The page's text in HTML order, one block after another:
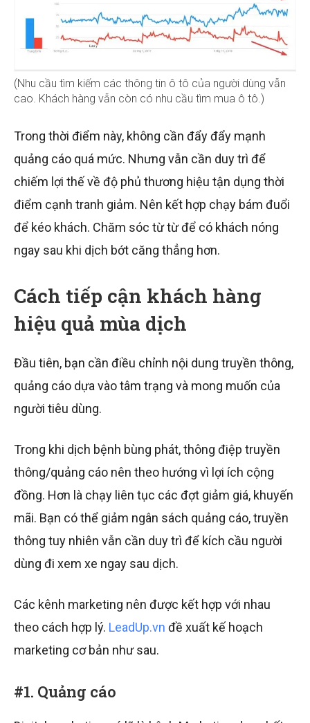
(Nhu cầu tìm kiếm các thông tin ô tô của người dùng vẫn
cao. Khách hàng vẫn còn có nhu cầu tìm mua ô tô.)
Trong thời điểm này, không cần đẩy đẩy mạnh
quảng cáo quá mức. Nhưng vẫn cần duy trì để
chiếm lợi thế về độ phủ thương hiệu tận dụng thời
điểm cạnh tranh giảm. Nên kết hợp chạy bám đuổi
để kéo khách. Chăm sóc từ từ để có khách nóng
ngay sau khi dịch bớt căng thẳng hơn.
Cách tiếp cận khách hàng
hiệu quả mùa dịch
Đầu tiên, bạn cần điều chỉnh nội dung truyền thông,
quảng cáo dựa vào tâm trạng và mong muốn của
người tiêu dùng.
Trong khi dịch bệnh bùng phát, thông điệp truyền
thông/quảng cáo nên theo hướng vì lợi ích cộng
đồng. Hơn là chạy liên tục các đợt giảm giá, khuyến
mãi. Bạn có thể giảm ngân sách quảng cáo, truyền
thông tuy nhiên vẫn cần duy trì để kích cầu người
dùng đi xem xe ngay sau dịch.
Các kênh marketing nên được kết hợp với nhau
theo cách hợp lý. LeadUp.vn đề xuất kế hoạch
marketing cơ bản như sau.
#1. Quảng cáo